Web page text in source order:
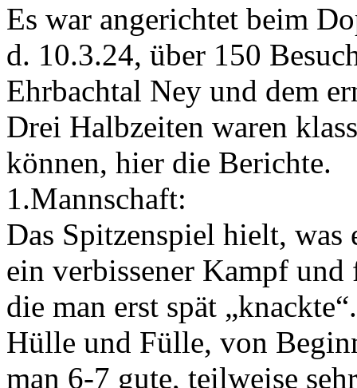
Es war angerichtet beim
d. 10.3.24, über 150
Ehrbachtal Ney und dem
Drei Halbzeiten waren
können, hier die Berichte.
1.Mannschaft:
Das Spitzenspiel hielt, was
ein verbissener Kampf und
die man erst spät
Hülle und Fülle, von
man 6-7 gute, teilweise